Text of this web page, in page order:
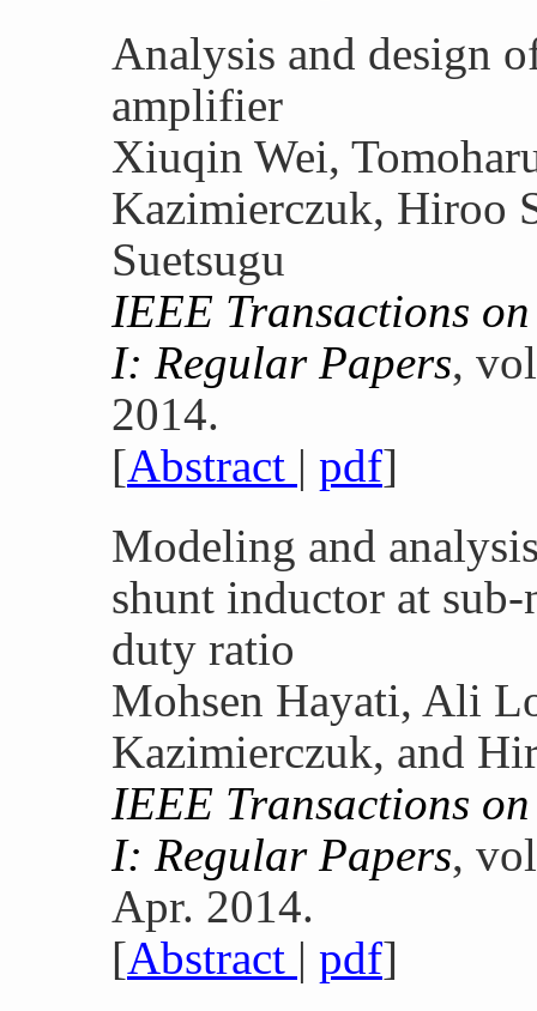
Analysis and design
amplifier
Xiuqin Wei,
Kazimierczuk, Hiroo
Suetsugu
IEEE Transactions
I: Regular Papers,
2014.
[Abstract | pdf]
Modeling and
shunt inductor at
duty ratio
Mohsen Hayati, Ali
Kazimierczuk, and
IEEE Transactions
I: Regular Papers,
Apr. 2014.
[Abstract | pdf]